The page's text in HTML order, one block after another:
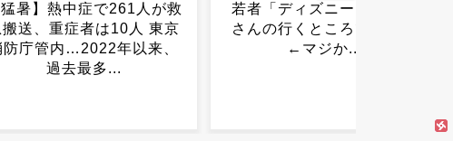
若者「ディズニーっておば
さんの行くところでしょ」
←マジか...
【画像】オマエラ、完全に
やらかす
WWWWWWWWWWWWW